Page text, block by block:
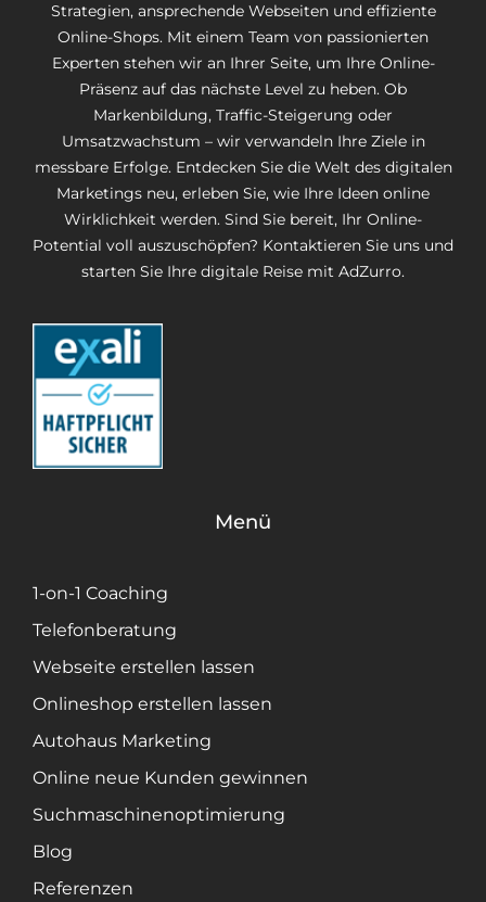
Strategien, ansprechende Webseiten und effiziente
Online-Shops. Mit einem Team von passionierten
Experten stehen wir an Ihrer Seite, um Ihre Online-
Präsenz auf das nächste Level zu heben. Ob
Markenbildung, Traffic-Steigerung oder
Umsatzwachstum – wir verwandeln Ihre Ziele in
messbare Erfolge. Entdecken Sie die Welt des digitalen
Marketings neu, erleben Sie, wie Ihre Ideen online
Wirklichkeit werden. Sind Sie bereit, Ihr Online-
Potential voll auszuschöpfen? Kontaktieren Sie uns und
starten Sie Ihre digitale Reise mit AdZurro.
Menü
1-on-1 Coaching
Telefonberatung
Webseite erstellen lassen
Onlineshop erstellen lassen
Autohaus Marketing
Online neue Kunden gewinnen
Suchmaschinenoptimierung
Blog
Referenzen